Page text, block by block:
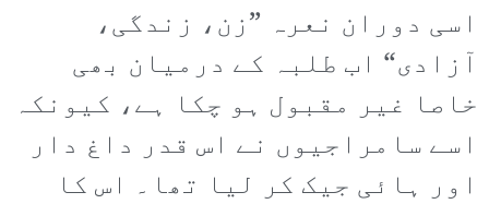
اسی دوران نعرہ ”زن، زندگی،
آزادی“ اب طلبہ کے درمیان بھی
خاصا غیر مقبول ہو چکا ہے، کیونکہ
اسے سامراجیوں نے اس قدر داغ دار
اور ہائی جیک کر لیا تھا۔ اس کا